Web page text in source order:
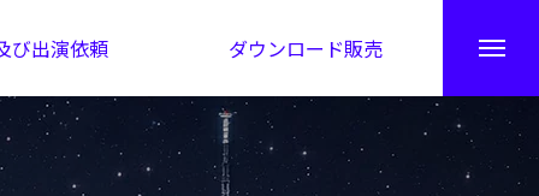
び出演依頼 ダウンロード販売